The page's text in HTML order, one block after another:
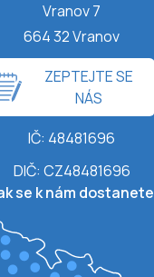
Vranov 7
664 32 Vranov
ZEPTEJTE SE
NÁS
IČ: 48481696
DIČ: CZ48481696
se k nám dostanete